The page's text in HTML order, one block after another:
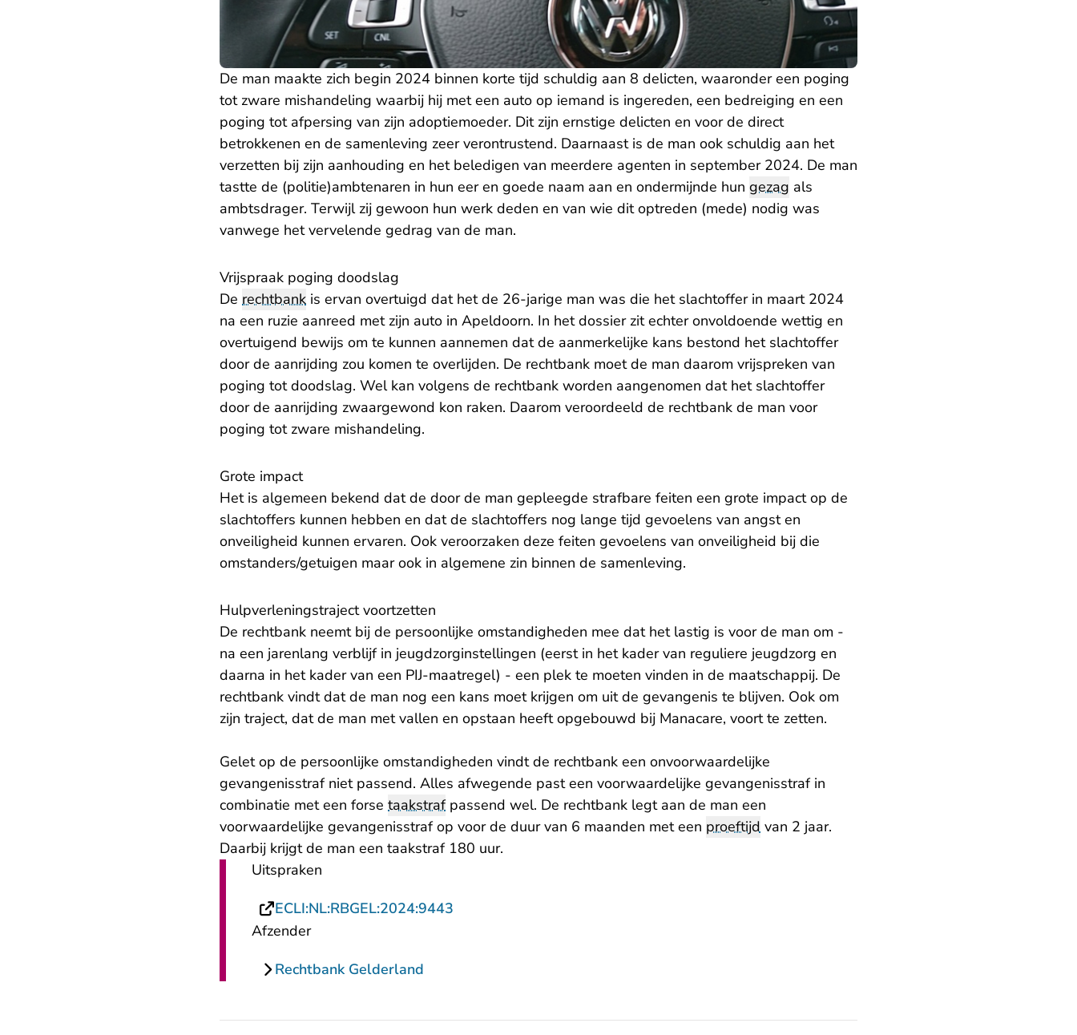
De man maakte zich begin 2024 binnen korte tijd schuldig aan 8 delicten, waaronder een poging
tot zware mishandeling waarbij hij met een auto op iemand is ingereden, een bedreiging en een
poging tot afpersing van zijn adoptiemoeder. Dit zijn ernstige delicten en voor de direct
betrokkenen en de samenleving zeer verontrustend. Daarnaast is de man ook schuldig aan het
verzetten bij zijn aanhouding en het beledigen van meerdere agenten in september 2024. De man
tastte de (politie)ambtenaren in hun eer en goede naam aan en ondermijnde hun gezag als
ambtsdrager. Terwijl zij gewoon hun werk deden en van wie dit optreden (mede) nodig was
vanwege het vervelende gedrag van de man.
Vrijspraak poging doodslag
De rechtbank is ervan overtuigd dat het de 26-jarige man was die het slachtoffer in maart 2024
na een ruzie aanreed met zijn auto in Apeldoorn. In het dossier zit echter onvoldoende wettig en
overtuigend bewijs om te kunnen aannemen dat de aanmerkelijke kans bestond het slachtoffer
door de aanrijding zou komen te overlijden. De rechtbank moet de man daarom vrijspreken van
poging tot doodslag. Wel kan volgens de rechtbank worden aangenomen dat het slachtoffer
door de aanrijding zwaargewond kon raken. Daarom veroordeeld de rechtbank de man voor
poging tot zware mishandeling.
Grote impact
Het is algemeen bekend dat de door de man gepleegde strafbare feiten een grote impact op de
slachtoffers kunnen hebben en dat de slachtoffers nog lange tijd gevoelens van angst en
onveiligheid kunnen ervaren. Ook veroorzaken deze feiten gevoelens van onveiligheid bij die
omstanders/getuigen maar ook in algemene zin binnen de samenleving.
Hulpverleningstraject voortzetten
De rechtbank neemt bij de persoonlijke omstandigheden mee dat het lastig is voor de man om -
na een jarenlang verblijf in jeugdzorginstellingen (eerst in het kader van reguliere jeugdzorg en
daarna in het kader van een PIJ-maatregel) - een plek te moeten vinden in de maatschappij. De
rechtbank vindt dat de man nog een kans moet krijgen om uit de gevangenis te blijven. Ook om
zijn traject, dat de man met vallen en opstaan heeft opgebouwd bij Manacare, voort te zetten.
Gelet op de persoonlijke omstandigheden vindt de rechtbank een onvoorwaardelijke
gevangenisstraf niet passend. Alles afwegende past een voorwaardelijke gevangenisstraf in
combinatie met een forse taakstrafpassend wel. De rechtbank legt aan de man een
voorwaardelijke gevangenisstraf op voor de duur van 6 maanden met een proeftijd van 2 jaar.
Daarbij krijgt de man een taakstraf 180 uur.
Uitspraken
ECLI:NL:RBGEL:2024:9443
Afzender
Rechtbank Gelderland